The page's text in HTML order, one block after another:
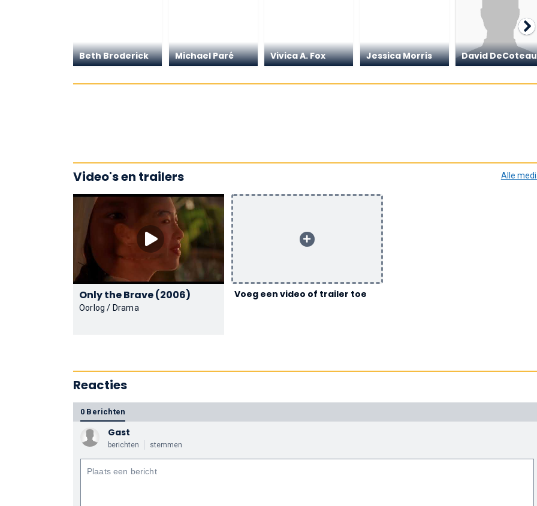
Beth Broderick Michael Paré Vivica A. Fox Jessica Morris David DeCoteau
Video's en trailers Alle
Only the Brave (2006)
Oorlog / Drama
Voeg een video of trailer toe
Reacties
0 Berichten
Gast
berichten stemmen